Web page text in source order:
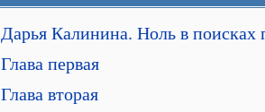
Дарья Калинина. Ноль в поисках
Глава первая
Глава вторая